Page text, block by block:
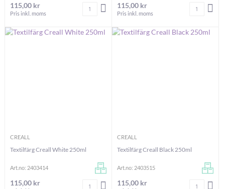
115,00 kr
Pris inkl. moms
Antal LÄGG I VARUKORGEN
115,00 kr
Pris inkl. moms
Antal
CREALL
Textilfärg Creall White 250ml
Art.no: 2403414
115,00 kr Antal LÄGG I VARUKORGEN
CREALL
Textilfärg Creall Black 250ml
Art.no: 2403515
115,00 kr Antal